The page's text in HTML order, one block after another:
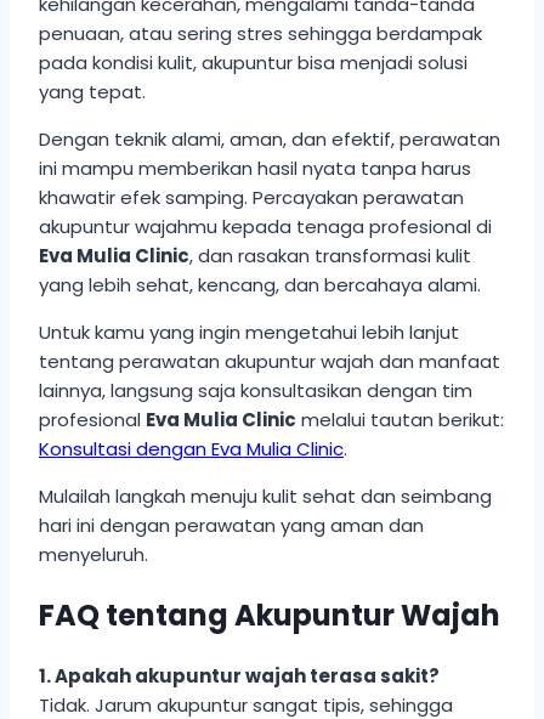
penuaan, atau sering stres sehingga berdampak
pada kondisi kulit, akupuntur bisa menjadi solusi
yang tepat.
Dengan teknik alami, aman, dan efektif, perawatan
ini mampu memberikan hasil nyata tanpa harus
khawatir efek samping. Percayakan perawatan
akupuntur wajahmu kepada tenaga profesional di
Eva Mulia Clinic, dan rasakan transformasi kulit
yang lebih sehat, kencang, dan bercahaya alami.
Untuk kamu yang ingin mengetahui lebih lanjut
tentang perawatan akupuntur wajah dan manfaat
lainnya, langsung saja konsultasikan dengan tim
profesional Eva Mulia Clinic melalui tautan berikut:
Konsultasi dengan Eva Mulia Clinic.
Mulailah langkah menuju kulit sehat dan seimbang
hari ini dengan perawatan yang aman dan
menyeluruh.
FAQ tentang Akupuntur Wajah
1. Apakah akupuntur wajah terasa sakit?
Tidak. Jarum akupuntur sangat tipis, sehingga